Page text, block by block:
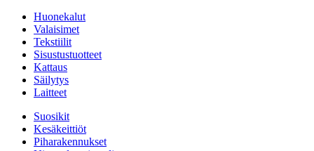
Huonekalut
Valaisimet
Tekstiilit
Sisustustuotteet
Kattaus
Säilytys
Laitteet
Suosikit
Kesäkeittiöt
Piharakennukset